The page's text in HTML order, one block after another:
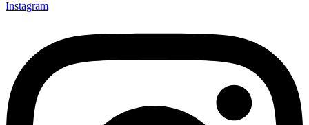
Instagram